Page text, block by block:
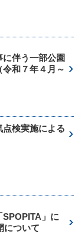
伴う一部公園
和７年４月～
検実施による
SPOPITA」に
について